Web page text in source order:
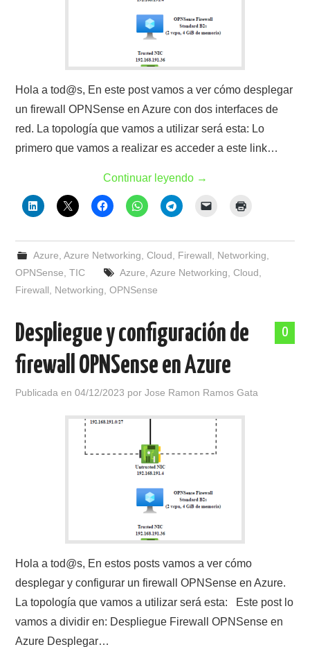
Hola a tod@s, En este post vamos a ver cómo desplegar
un firewall OPNSense en Azure con dos interfaces de
red. La topología que vamos a utilizar será esta: Lo
primero que vamos a realizar es acceder a este link…
Continuar leyendo →
Azure Azure Networking Cloud Firewall Networking
OPNSense ,TIC Azure Azure Networking Cloud
Firewall
Networking ,OPNSense
0
Despliegue y configuración de
firewall OPNSense en Azure
Publicada en04/12/2023 porJose Ramon Ramos Gata
Hola a tod@s, En estos posts vamos a ver cómo
desplegar y configurar un firewall OPNSense en Azure.
La topología que vamos a utilizar será esta: Este post lo
vamos a dividir en: Despliegue Firewall OPNSense en
Azure Desplegar…